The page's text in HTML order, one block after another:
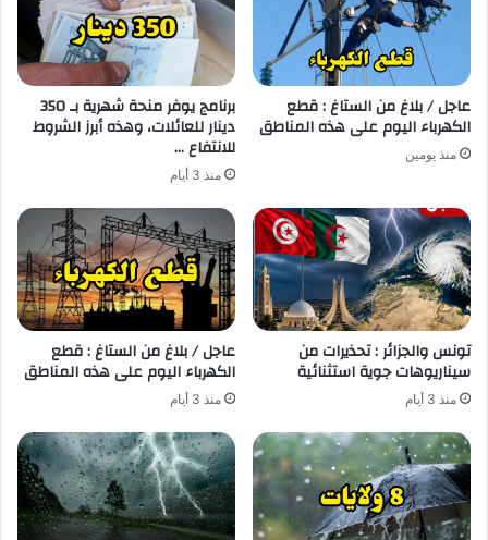
عاجل / بلاغ من الستاغ : قطع
الكهرباء اليوم على هذه المناطق
منذ يومين
برنامج يوفر منحة شهرية بـ 350
دينار للعائلات، وهذه أبرز الشروط
للانتفاع …
منذ 3 أيام
تونس والجزائر : تحذيرات من
سيناريوهات جوية استثنائية
منذ 3 أيام
عاجل / بلاغ من الستاغ : قطع
الكهرباء اليوم على هذه المناطق
منذ 3 أيام